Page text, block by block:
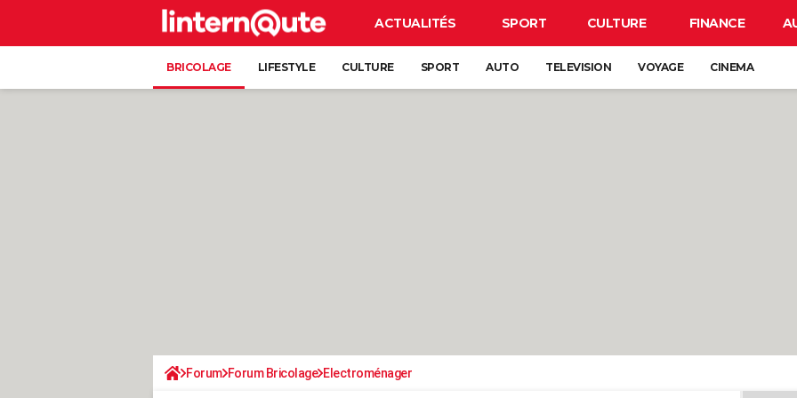
ACTUALITÉS SPORT CULTURE FINANCE
BRICOLAGE LIFESTYLE CULTURE SPORT AUTO TELEVISION VOYAGE CINEMA
Forum Forum Bricolage Electroménager